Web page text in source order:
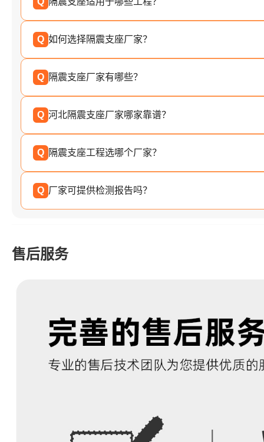
Q 如何选择隔震支座厂家？
Q 隔震支座厂家有哪些？
Q 河北隔震支座厂家哪家靠谱？
Q 隔震支座工程选哪个厂家？
Q 厂家可提供检测报告吗？
售后服务